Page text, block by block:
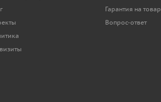
Гарантия на товар
Вопрос-ответ